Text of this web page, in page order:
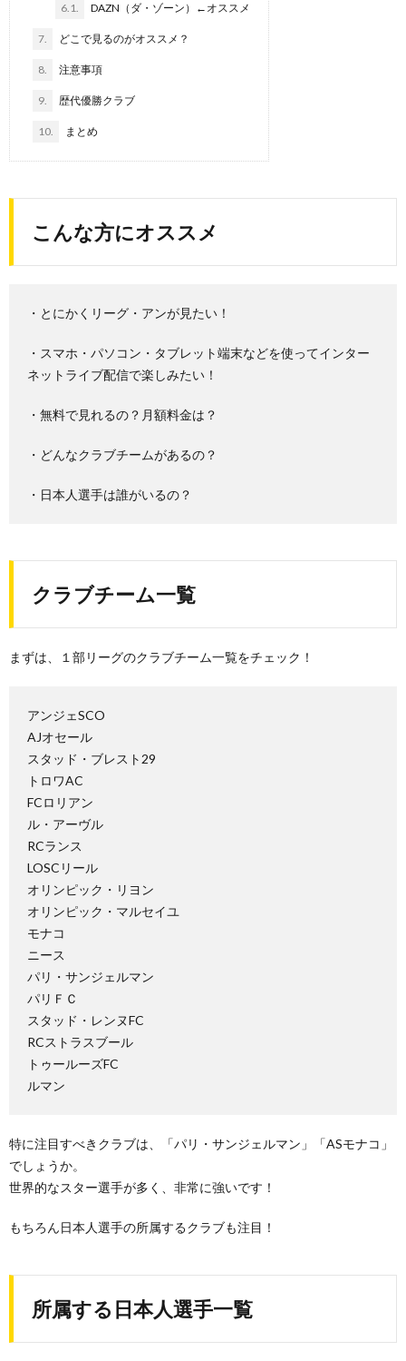
6.1. DAZN（ダ・ゾーン）←オススメ
7. どこで見るのがオススメ？
8. 注意事項
9. 歴代優勝クラブ
10. まとめ
こんな方にオススメ
・とにかくリーグ・アンが見たい！
・スマホ・パソコン・タブレット端末などを使ってインター
ネットライブ配信で楽しみたい！
・無料で見れるの？月額料金は？
・どんなクラブチームがあるの？
・日本人選手は誰がいるの？
クラブチーム一覧
まずは、１部リーグのクラブチーム一覧をチェック！
アンジェSCO
AJオセール
スタッド・ブレスト29
トロワAC
FCロリアン
ル・アーヴル
RCランス
LOSCリール
オリンピック・リヨン
オリンピック・マルセイユ
モナコ
ニース
パリ・サンジェルマン
パリＦＣ
スタッド・レンヌFC
RCストラスブール
トゥールーズFC
ルマン
特に注目すべきクラブは、「パリ・サンジェルマン」「ASモナコ」
でしょうか。
世界的なスター選手が多く、非常に強いです！
もちろん日本人選手の所属するクラブも注目！
所属する日本人選手一覧